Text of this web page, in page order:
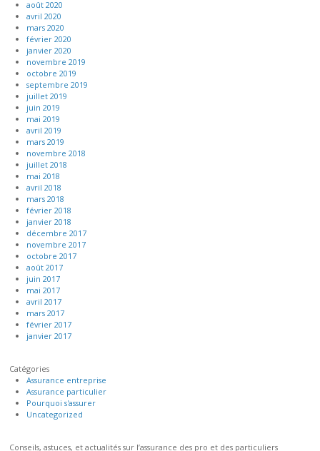
août 2020
avril 2020
mars 2020
février 2020
janvier 2020
novembre 2019
octobre 2019
septembre 2019
juillet 2019
juin 2019
mai 2019
avril 2019
mars 2019
novembre 2018
juillet 2018
mai 2018
avril 2018
mars 2018
février 2018
janvier 2018
décembre 2017
novembre 2017
octobre 2017
août 2017
juin 2017
mai 2017
avril 2017
mars 2017
février 2017
janvier 2017
Catégories
Assurance entreprise
Assurance particulier
Pourquoi s'assurer
Uncategorized
Conseils, astuces, et actualités sur l’assurance des pro et des particuliers